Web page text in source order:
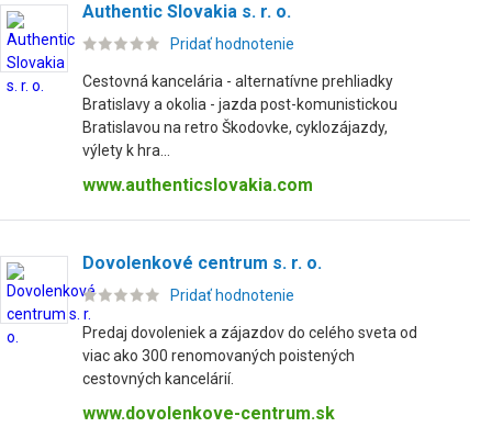
Authentic Slovakia s. r. o.
Pridať hodnotenie
Cestovná kancelária - alternatívne prehliadky
Bratislavy a okolia - jazda post-komunistickou
Bratislavou na retro Škodovke, cyklozájazdy,
výlety k hra...
www.authenticslovakia.com
Dovolenkové centrum s. r. o.
Pridať hodnotenie
Predaj dovoleniek a zájazdov do celého sveta od
viac ako 300 renomovaných poistených
cestovných kancelárií.
www.dovolenkove-centrum.sk